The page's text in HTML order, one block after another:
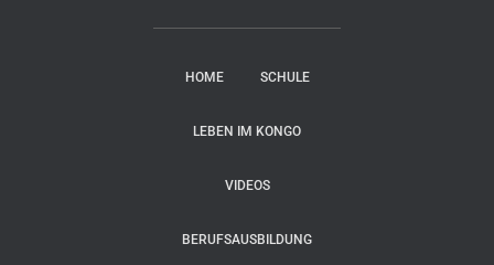
HOME SCHULE
LEBEN IM KONGO
VIDEOS
BERUFSAUSBILDUNG